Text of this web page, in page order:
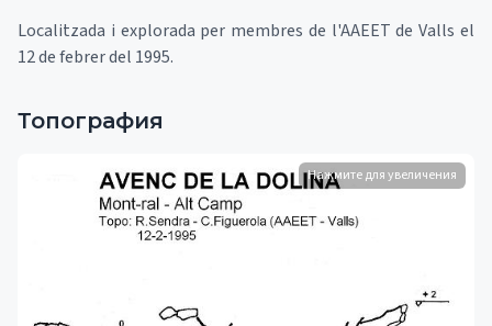
Localitzada i explorada per membres de l'AAEET de Valls el
12 de febrer del 1995.
Топография
Нажмите для увеличения